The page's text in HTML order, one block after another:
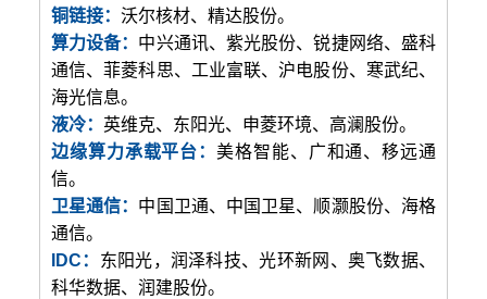
铜链接： 沃尔核材、精达股份。
算力设备： 中兴通讯、紫光股份、锐捷网络、盛科
通信、菲菱科思、工业富联、沪电股份、寒武纪、
海光信息。
液冷： 英维克、东阳光、申菱环境、高澜股份。
边缘算力承载平台：美格智能、广和通、移远通
信。
卫星通信： 中国卫通、中国卫星、顺灏股份、海格
通信。
IDC： 东阳光，润泽科技、光环新网、奥飞数据、
科华数据、润建股份。